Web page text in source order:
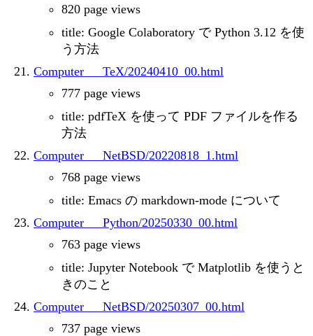
820 page views
title: Google Colaboratory で Python 3.12 を使
う方法
Computer___TeX/20240410_00.html
777 page views
title: pdfTeX を使って PDF ファイルを作る
方法
Computer___NetBSD/20220818_1.html
768 page views
title: Emacs の markdown-mode について
Computer___Python/20250330_00.html
763 page views
title: Jupyter Notebook で Matplotlib を使うと
きのこと
Computer___NetBSD/20250307_00.html
737 page views